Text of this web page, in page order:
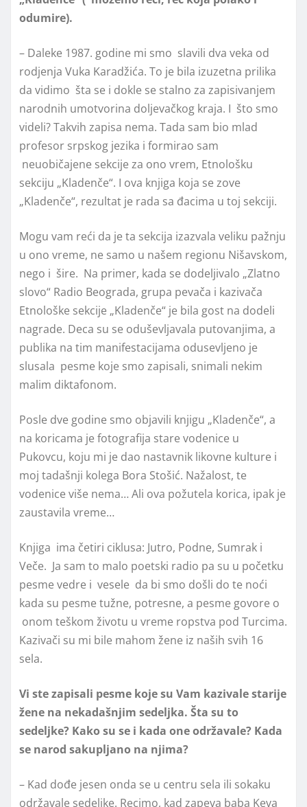
odumire).
– Daleke 1987. godine mi smo slavili dva veka od
rodjenja Vuka Karadžića. To je bila izuzetna prilika
da vidimo šta se i dokle se stalno za zapisivanjem
narodnih umotvorina doljevačkog kraja. I što smo
videli? Takvih zapisa nema. Tada sam bio mlad
profesor srpskog jezika i formirao sam
neuobičajene sekcije za ono vrem, Etnološku
sekciju „Kladenče“. I ova knjiga koja se zove
„Kladenče“, rezultat je rada sa đacima u toj sekciji.
Mogu vam reći da je ta sekcija izazvala veliku pažnju
u ono vreme, ne samo u našem regionu Nišavskom,
nego i šire. Na primer, kada se dodeljivalo „Zlatno
slovo“ Radio Beograda, grupa pevača i kazivača
Etnološke sekcije „Kladenče“ je bila gost na dodeli
nagrade. Deca su se oduševljavala putovanjima, a
publika na tim manifestacijama odusevljeno je
slusala pesme koje smo zapisali, snimali nekim
malim diktafonom.
Posle dve godine smo objavili knjigu „Kladenče“, a
na koricama je fotografija stare vodenice u
Pukovcu, koju mi je dao nastavnik likovne kulture i
moj tadašnji kolega Bora Stošić. Nažalost, te
vodenice više nema… Ali ova požutela korica, ipak je
zaustavila vreme…
Knjiga ima četiri ciklusa: Jutro, Podne, Sumrak i
Veče. Ja sam to malo poetski radio pa su u početku
pesme vedre i vesele da bi smo došli do te noći
kada su pesme tužne, potresne, a pesme govore o
onom teškom životu u vreme ropstva pod Turcima.
Kazivači su mi bile mahom žene iz naših svih 16
sela.
Vi ste zapisali pesme koje su Vam kazivale starije
žene na nekadašnjim sedeljka. Šta su to
sedeljke? Kako su se i kada one održavale? Kada
se narod sakupljano na njima?
– Kad dođe jesen onda se u centru sela ili sokaku
održavale sedeljke. Recimo, kad zapeva baba Keva